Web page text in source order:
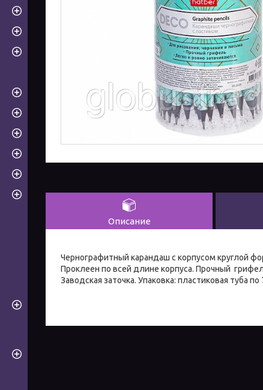
Описание
Чернографитный карандаш с корпусом круглой
Проклеен по всей длине корпуса. Прочный
Заводская заточка. Упаковка: пластиковая туба по